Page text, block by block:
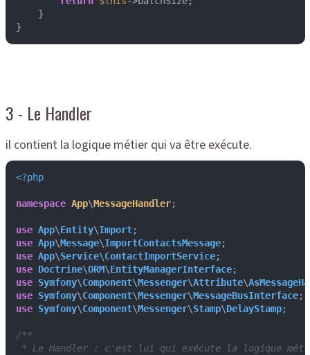
    }
}
3 - Le Handler
il contient la logique métier qui va être exécute.
<?php
namespace App\MessageHandler;
use App\Entity\Import
use App\Message\ImportContactsMessage
use App\Service\ContactImportService
use Doctrine\ORM\EntityManagerInterface
use Symfony\Component\Messenger\Attribute\
use Symfony\Component\Messenger\MessageBusInterface
use Symfony\Component\Messenger\Stamp\DelayStamp;
/**
* Le Handler : c'est lui qui exécute la logique